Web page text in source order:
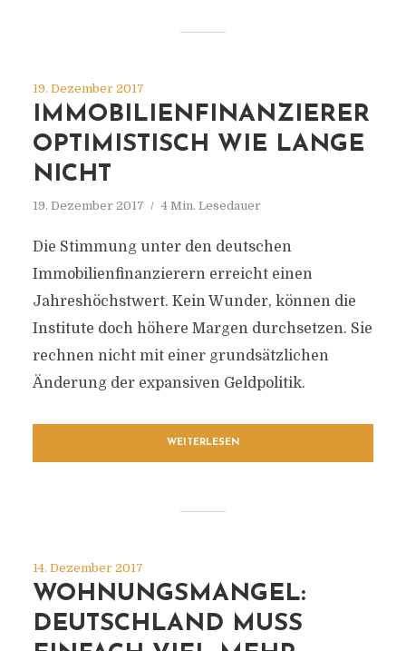
19. Dezember 2017
IMMOBILIENFINANZIERER
OPTIMISTISCH WIE LANGE
NICHT
19. Dezember 2017 4 Min. Lesedauer
Die Stimmung unter den deutschen
Immobilienfinanzierern erreicht einen
Jahreshöchstwert. Kein Wunder, können die
Institute doch höhere Margen durchsetzen. Sie
rechnen nicht mit einer grundsätzlichen
Änderung der expansiven Geldpolitik.
WEITERLESEN
14. Dezember 2017
WOHNUNGSMANGEL:
DEUTSCHLAND MUSS